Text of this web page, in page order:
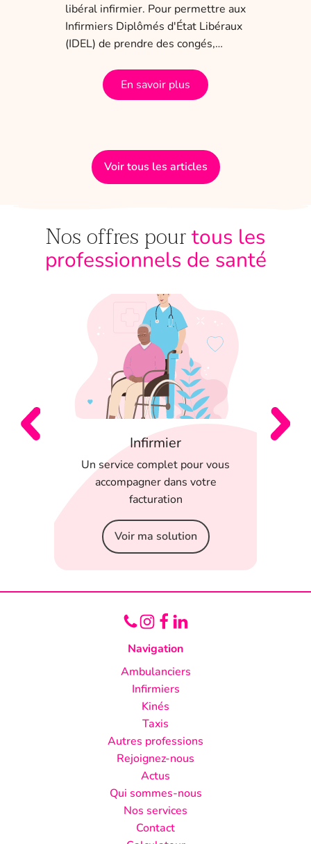
libéral infirmier. Pour permettre aux
Infirmiers Diplômés d'État Libéraux
(IDEL) de prendre des congés,…
En savoir plus
Voir tous les articles
Nos offres pourtous les
professionnels de santé
Infirmier
Un service complet pour vous
accompagner dans votre
facturation
Voir ma solution
Navigation
Ambulanciers
Infirmiers
Kinés
Taxis
Autres professions
Rejoignez-nous
Actus
Qui sommes-nous
Nos services
Contact